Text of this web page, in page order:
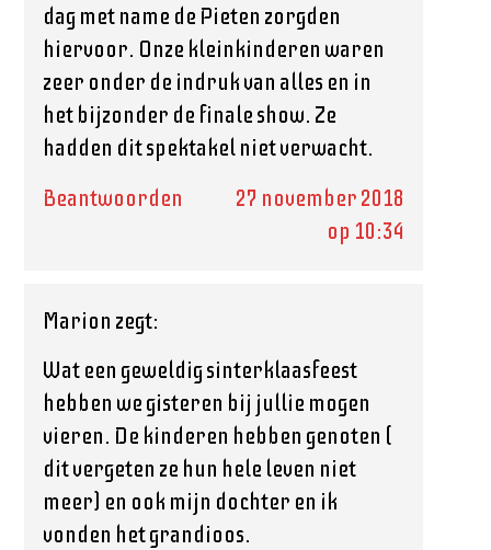
dag met name de Pieten zorgden
hiervoor. Onze kleinkinderen waren
zeer onder de indruk van alles en in
het bijzonder de finale show. Ze
hadden dit spektakel niet verwacht.
Beantwoorden
27 november 2018
op 10:34
Marion zegt:
Wat een geweldig sinterklaasfeest
hebben we gisteren bij jullie mogen
vieren. De kinderen hebben genoten (
dit vergeten ze hun hele leven niet
meer) en ook mijn dochter en ik
vonden het grandioos.